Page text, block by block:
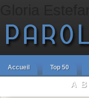
Accueil Top 50
A B